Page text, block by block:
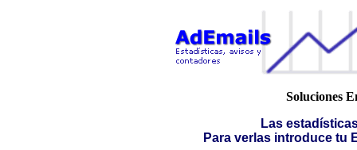
Soluciones
Las
Para verlas introduce tu